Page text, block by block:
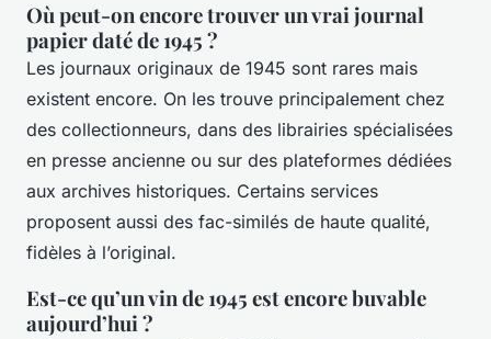
Où peut-on encore trouver un vrai journal
papier daté de 1945 ?
Les journaux originaux de 1945 sont rares mais
existent encore. On les trouve principalement chez
des collectionneurs, dans des librairies spécialisées
en presse ancienne ou sur des plateformes dédiées
aux archives historiques. Certains services
proposent aussi des fac-similés de haute qualité,
fidèles à l’original.
Est-ce qu’un vin de 1945 est encore buvable
aujourd’hui ?